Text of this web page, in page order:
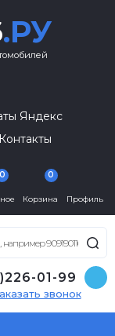
.РУ
Яндекс
Контакты
0
Корзина
0
Профиль
01-99
звонок